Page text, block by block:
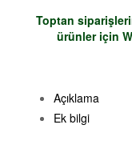
Toptan
ürünler için
Açıklama
Ek bilgi